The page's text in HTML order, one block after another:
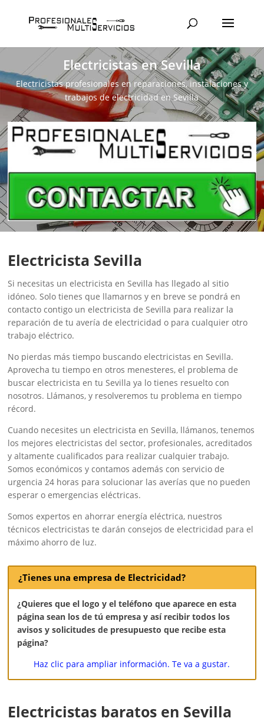
Electricistas en Sevilla
Electricistas profesionales en reparaciones, instalaciones y
trabajos de electricidad en Sevilla
Electricista Sevilla
Si necesitas un electricista en Sevilla has llegado al sitio
idóneo. Solo tienes que llamarnos y en breve se pondrá en
contacto contigo un electricista de Sevilla para realizar la
reparación de tu avería de electricidad o para cualquier otro
trabajo eléctrico.
No pierdas más tiempo buscando electricistas en Sevilla.
Aprovecha tu tiempo en otros menesteres, el problema de
buscar electricista en tu Sevilla ya lo tienes resuelto con
nosotros. Llámanos, y resolveremos tu problema en tiempo
récord.
Cuando necesites un electricista en Sevilla, llámanos, tenemos
los mejores electricistas del sector, profesionales, acreditados
y altamente cualificados para realizar cualquier trabajo.
Somos económicos y contamos además con servicio de
urgencia 24 horas para solucionar las averías que no pueden
esperar o emergencias eléctricas.
Somos expertos en ahorrar energía eléctrica, nuestros
técnicos electricistas te darán consejos de electricidad para el
máximo ahorro de luz.
¿Tienes una empresa de Electricidad?
¿Quieres que el logo y el teléfono que aparece en esta
página sean los de tú empresa y así recibir todos los
avisos y solicitudes de presupuesto que recibe esta
página?
Haz clic para ampliar información. Te va a gustar.
Electricistas baratos en Sevilla